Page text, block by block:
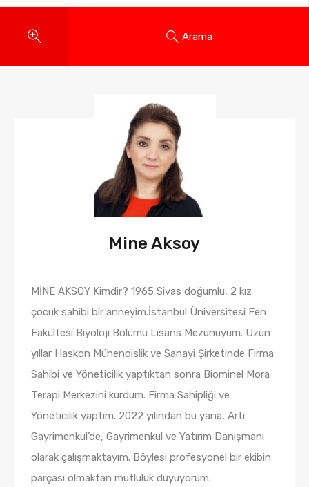
Arama
Mine Aksoy
MİNE AKSOY Kimdir? 1965 Sivas doğumlu, 2 kız
çocuk sahibi bir anneyim.​ İstanbul Üniversitesi Fen
Fakültesi Biyoloji Bölümü Lisans Mezunuyum. Uzun
yıllar Haskon Mühendislik ve Sanayi Şirketinde Firma
Sahibi ve Yöneticilik yaptıktan sonra Biominel Mora
Terapi Merkezini kurdum. Firma Sahipliği ve
Yöneticilik yaptım. 2022 yılından bu yana, Artı
Gayrimenkul’de, Gayrimenkul ve Yatırım Danışmanı
olarak çalışmaktayım. Böylesi profesyonel bir ekibin
parçası olmaktan mutluluk duyuyorum.